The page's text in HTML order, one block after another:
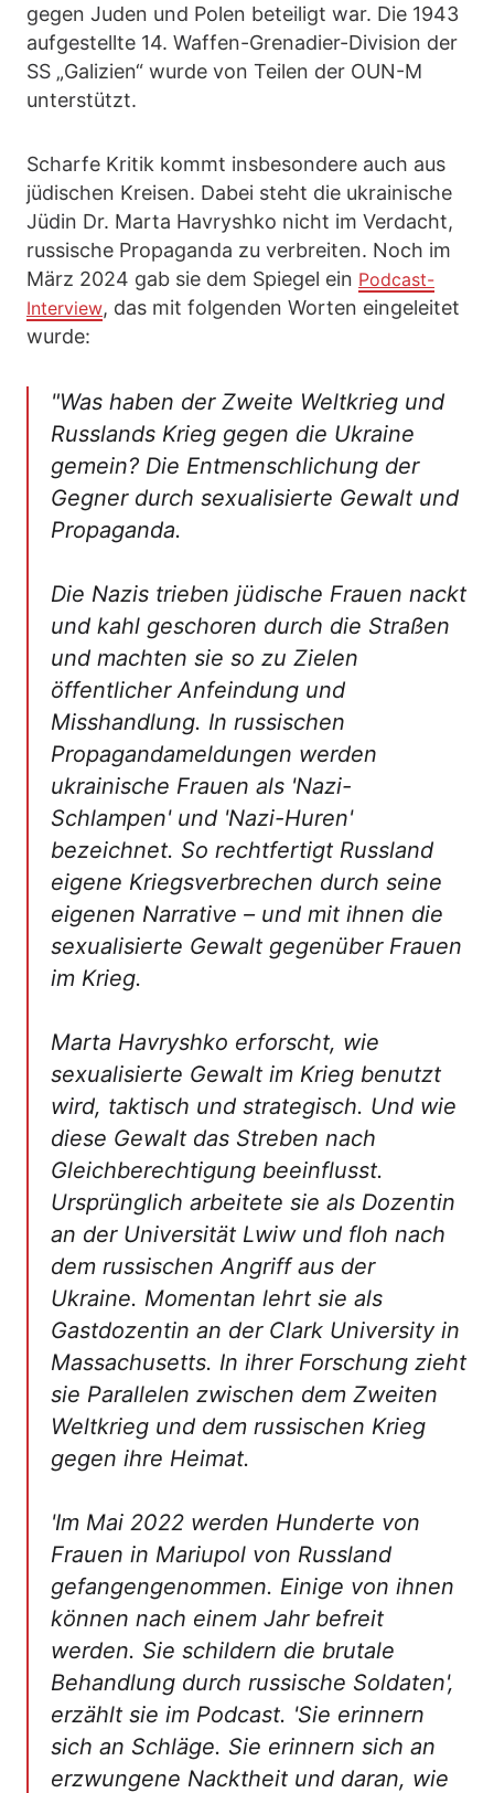
gegen Juden und Polen beteiligt war. Die 1943
aufgestellte 14. Waffen-Grenadier-Division der
SS „Galizien“ wurde von Teilen der OUN-M
unterstützt.
Scharfe Kritik kommt insbesondere auch aus
jüdischen Kreisen. Dabei steht die ukrainische
Jüdin Dr. Marta Havryshko nicht im Verdacht,
russische Propaganda zu verbreiten. Noch im
März 2024 gab sie dem Spiegel ein Podcast-
Interview, das mit folgenden Worten eingeleitet
wurde:
"Was haben der Zweite Weltkrieg und
Russlands Krieg gegen die Ukraine
gemein? Die Entmenschlichung der
Gegner durch sexualisierte Gewalt und
Propaganda.
Die Nazis trieben jüdische Frauen nackt
und kahl geschoren durch die Straßen
und machten sie so zu Zielen
öffentlicher Anfeindung und
Misshandlung. In russischen
Propagandameldungen werden
ukrainische Frauen als 'Nazi-
Schlampen' und 'Nazi-Huren'
bezeichnet. So rechtfertigt Russland
eigene Kriegsverbrechen durch seine
eigenen Narrative – und mit ihnen die
sexualisierte Gewalt gegenüber Frauen
im Krieg.
Marta Havryshko erforscht, wie
sexualisierte Gewalt im Krieg benutzt
wird, taktisch und strategisch. Und wie
diese Gewalt das Streben nach
Gleichberechtigung beeinflusst.
Ursprünglich arbeitete sie als Dozentin
an der Universität Lwiw und floh nach
dem russischen Angriff aus der
Ukraine. Momentan lehrt sie als
Gastdozentin an der Clark University in
Massachusetts. In ihrer Forschung zieht
sie Parallelen zwischen dem Zweiten
Weltkrieg und dem russischen Krieg
gegen ihre Heimat.
'Im Mai 2022 werden Hunderte von
Frauen in Mariupol von Russland
gefangengenommen. Einige von ihnen
können nach einem Jahr befreit
werden. Sie schildern die brutale
Behandlung durch russische Soldaten',
erzählt sie im Podcast. 'Sie erinnern
sich an Schläge. Sie erinnern sich an
erzwungene Nacktheit und daran, wie